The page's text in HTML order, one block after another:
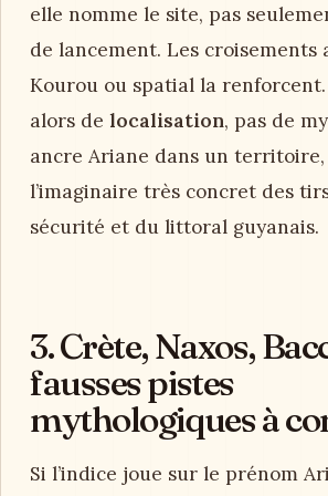
elle nomme le site, pas
de lancement. Les croisements
Kourou ou spatial la
alors de localisation, pas de
ancre Ariane dans un territoire,
l’imaginaire très concret des
sécurité et du littoral guyanais.
3. Crète, Naxos,
fausses pistes
mythologiques à
Si l’indice joue sur le prénom